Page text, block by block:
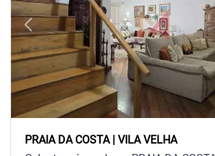
arrow_back_iosPrevious
PRAIA DA COSTA | VILA VELHA